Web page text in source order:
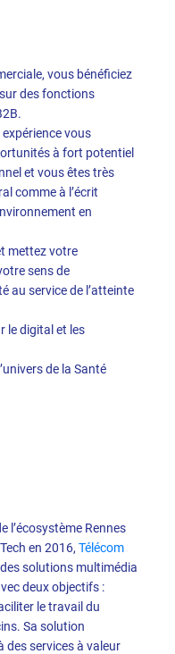
vous bénéficiez
des fonctions
vous
à fort potentiel
et vous êtes très
comme à l’écrit
en
mettez votre
sens de
au service de l’atteinte
le digital et les
de la Santé
l’écosystème Rennes
en 2016, Télécom
solutions multimédia
deux objectifs :
le travail du
Sa solution
des services à valeur